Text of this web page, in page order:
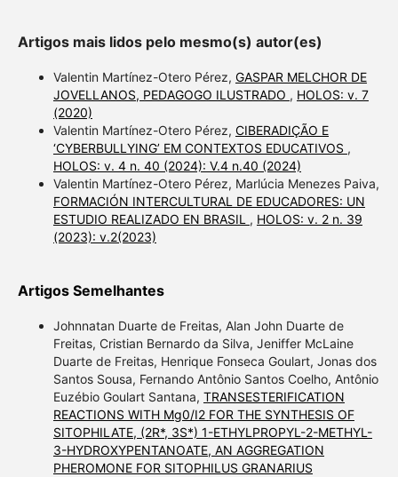
Artigos mais lidos pelo mesmo(s) autor(es)
Valentin Martínez-Otero Pérez, GASPAR MELCHOR DE
JOVELLANOS, PEDAGOGO ILUSTRADO , HOLOS: v. 7
(2020)
Valentin Martínez-Otero Pérez, CIBERADIÇÃO E
‘CYBERBULLYING’ EM CONTEXTOS EDUCATIVOS ,
HOLOS: v. 4 n. 40 (2024): V.4 n.40 (2024)
Valentin Martínez-Otero Pérez, Marlúcia Menezes Paiva,
FORMACIÓN INTERCULTURAL DE EDUCADORES: UN
ESTUDIO REALIZADO EN BRASIL , HOLOS: v. 2 n. 39
(2023): v.2(2023)
Artigos Semelhantes
Johnnatan Duarte de Freitas, Alan John Duarte de
Freitas, Cristian Bernardo da Silva, Jeniffer McLaine
Duarte de Freitas, Henrique Fonseca Goulart, Jonas dos
Santos Sousa, Fernando Antônio Santos Coelho, Antônio
Euzébio Goulart Santana, TRANSESTERIFICATION
REACTIONS WITH Mg0/I2 FOR THE SYNTHESIS OF
SITOPHILATE, (2R*, 3S*) 1-ETHYLPROPYL-2-METHYL-
3-HYDROXYPENTANOATE, AN AGGREGATION
PHEROMONE FOR SITOPHILUS GRANARIUS